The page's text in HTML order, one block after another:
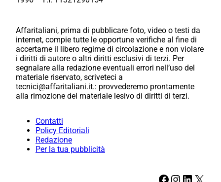
Affaritaliani, prima di pubblicare foto, video o testi da
internet, compie tutte le opportune verifiche al fine di
accertarne il libero regime di circolazione e non violare
i diritti di autore o altri diritti esclusivi di terzi. Per
segnalare alla redazione eventuali errori nell’uso del
materiale riservato, scriveteci a
tecnici@affaritaliani.it.: provvederemo prontamente
alla rimozione del materiale lesivo di diritti di terzi.
Contatti
Policy Editoriali
Redazione
Per la tua pubblicità
Facebook Instagram LinkedIn X